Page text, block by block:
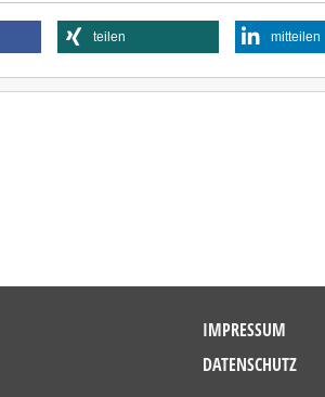
teilen mitteilen
IMPRESSUM
DATENSCHUTZ